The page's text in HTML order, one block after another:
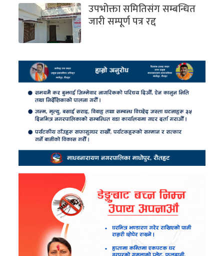
उपभोक्ता समितिसंग सम्बन्धित
जारी सम्पूर्ण पत्र रद्द